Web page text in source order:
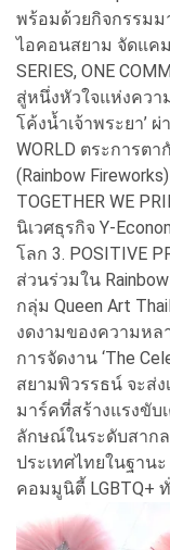
พร้อมด้วยกิจกรรมม
ไอคอนสยาม จัดแคม
SERIES, ONE
สู่หนึ่งหัวใจแห่งควา
โค้งน้ำเจ้าพระยา’
WORLD ตระการต
(Rainbow
TOGETHER WE
นิเวศธุรกิจ Y-
โลก 3. POSITIVE
ส่วนร่วมใน
กลุ่ม Queen Art
งดงามของความหล
การจัดงาน ‘The
สยามพิวรรธน์ จะส่
มาร์คที่สร้างแรงขับ
ลักษณ์ในระดับสาก
ประเทศไทยในฐาน
คอมมูนิตี้ LGBTQ+